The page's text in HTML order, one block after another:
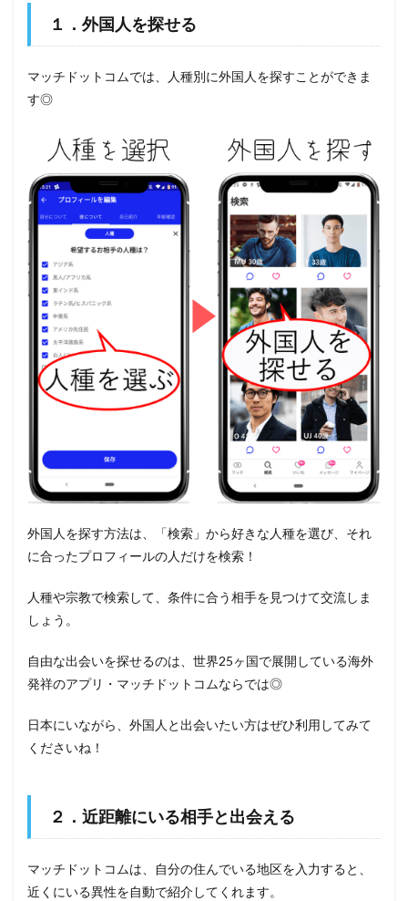
１．外国人を探せる
マッチドットコムでは、人種別に外国人を探すことができま
す◎
外国人を探す方法は、「検索」から好きな人種を選び、それ
に合ったプロフィールの人だけを検索！
人種や宗教で検索して、条件に合う相手を見つけて交流しま
しょう。
自由な出会いを探せるのは、世界25ヶ国で展開している海外
発祥のアプリ・マッチドットコムならでは◎
日本にいながら、外国人と出会いたい方はぜひ利用してみて
くださいね！
２．近距離にいる相手と出会える
マッチドットコムは、自分の住んでいる地区を入力すると、
近くにいる異性を自動で紹介してくれます。